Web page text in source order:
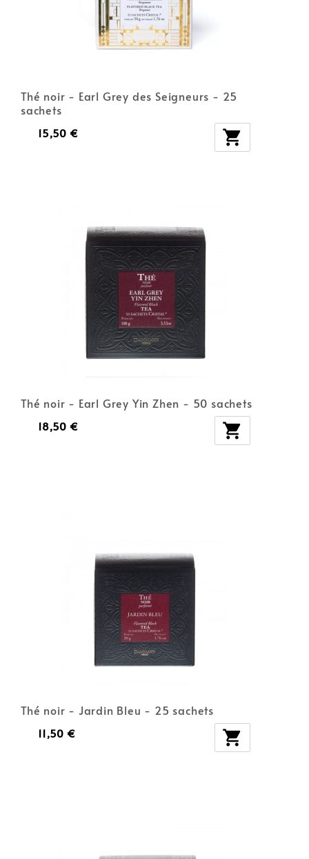
Thé noir - Earl Grey des Seigneurs - 25
sachets
15,50 € 
Thé noir - Earl Grey Yin Zhen - 50 sachets
18,50 € 
Thé noir - Jardin Bleu - 25 sachets
11,50 € 